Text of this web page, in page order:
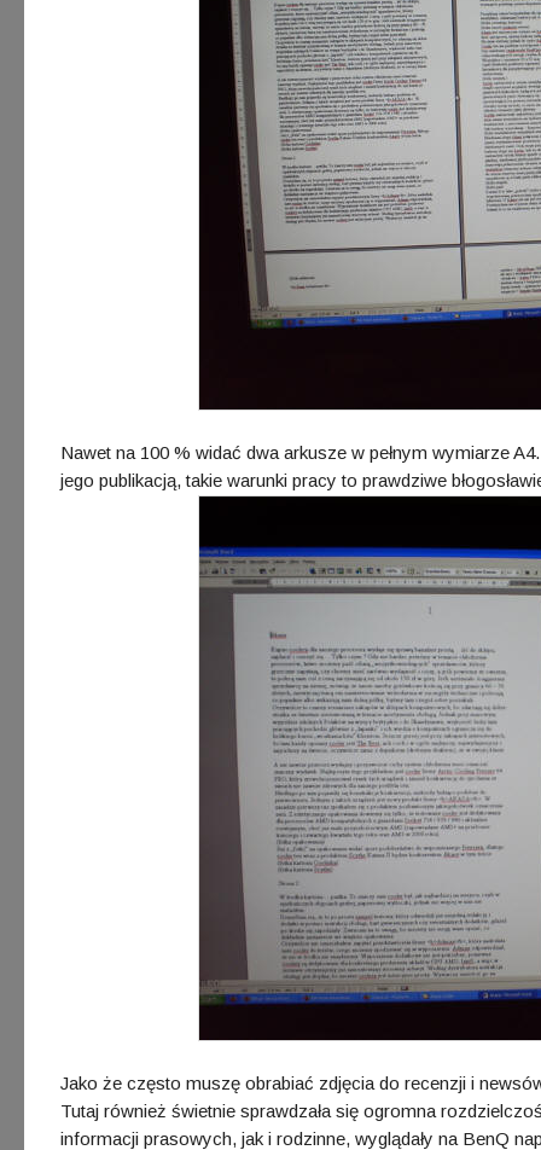
Nawet na 100 % widać dwa arkusze w pełnym wymiarze
jego publikacją, takie warunki pracy to prawdziwe
Jako że często muszę obrabiać zdjęcia do recenzji i
Tutaj również świetnie sprawdzała się ogromna
informacji prasowych, jak i rodzinne, wyglądały na BenQ